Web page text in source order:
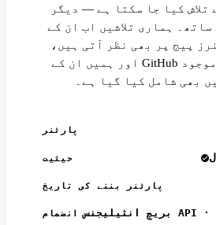
تلاش کیا جا سکتا ہے — دیگر
ہماری تلاشیں اب ان کے
پیج پر بھی نظر آتی ہیں،
اور ہمیں ان کے GitHub پر موجود WhatsOSINT
بھی شامل کیا گیا ہے۔
پارٹنر
حیثیت
پارٹنر بننے کی تاریخ
انضمام